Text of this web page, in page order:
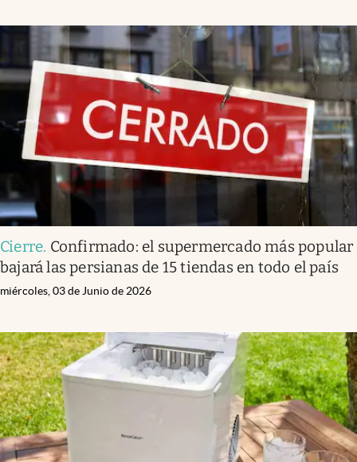
Cierre. Confirmado: el supermercado más popular
bajará las persianas de 15 tiendas en todo el país
miércoles, 03 de Junio de 2026